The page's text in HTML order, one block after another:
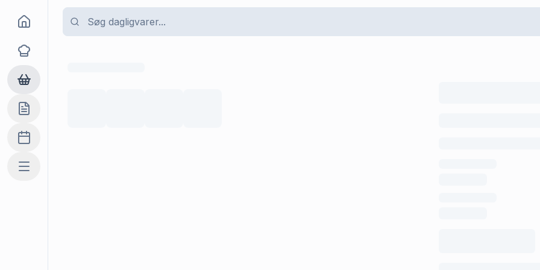
Goma
Opskrifter
Dagligvarer
Indkøbslisten
Madplan
Mere